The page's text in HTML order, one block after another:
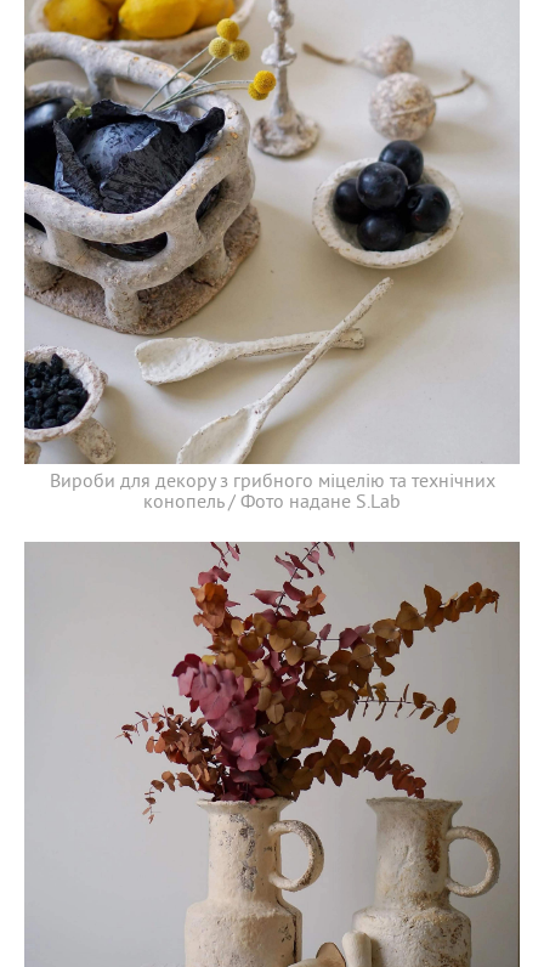
Вироби для декору з грибного міцелію та технічних
конопель / Фото надане S.Lab